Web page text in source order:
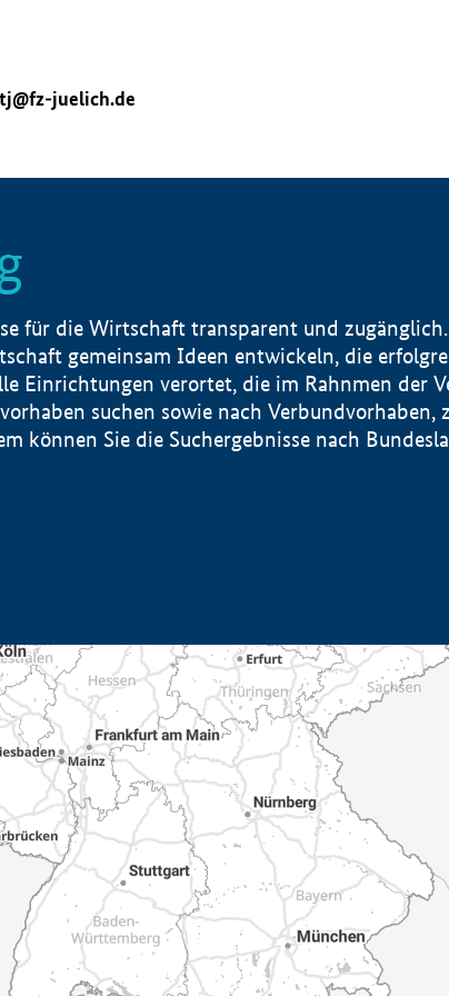
juelich.de
für die Wirtschaft transparent und
gemeinsam Ideen entwickeln, die
Einrichtungen verortet, die im Rahnmen der
suchen sowie nach Verbundvorhaben,
können Sie die Suchergebnisse nach